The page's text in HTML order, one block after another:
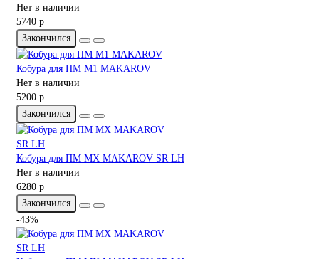
Нет в наличии
5740 р
Закончился
Кобура для ПМ M1 MAKAROV
Нет в наличии
5200 р
Закончился
Кобура для ПМ MX MAKAROV SR LH
Нет в наличии
6280 р
Закончился
-43%